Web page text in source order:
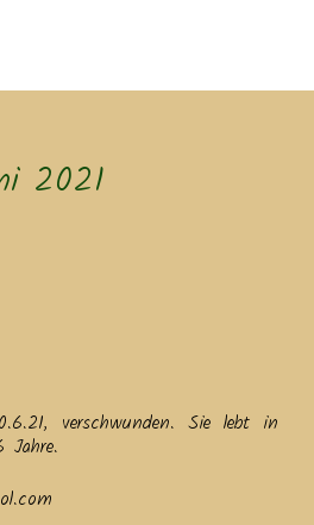
2021
verschwunden. Sie lebt in
Jahre.